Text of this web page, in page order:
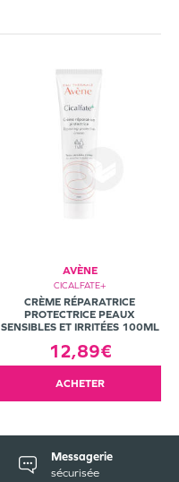
AVÈNE
CICALFATE+
CRÈME RÉPARATRICE
PROTECTRICE PEAUX
SENSIBLES ET IRRITÉES 100ML
12,89€
ACHETER
Messagerie
sécurisée